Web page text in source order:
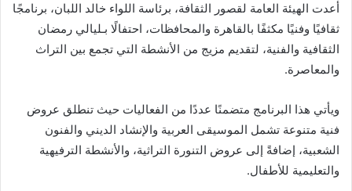
أعدت الهيئة العامة لقصور الثقافة، برئاسة اللواء خالد اللبان، برنامجًا
ثقافيًا وفنيًا مكثفًا بالقاهرة والمحافظات، احتفالًا بـليالي رمضان
الثقافية والفنية، لتقديم مزيج من الأنشطة التي تجمع بين التراث
والمعاصرة.
ويأتي هذا البرنامج متضمنًا عددًا من الفعاليات حيث تنطلق عروض
فنية متنوعة تشمل الموسيقى العربية والإنشاد الديني والفنون
الشعبية، إضافةً إلى عروض التنورة التراثية، والأنشطة الترفيهية
والتعليمية للأطفال.